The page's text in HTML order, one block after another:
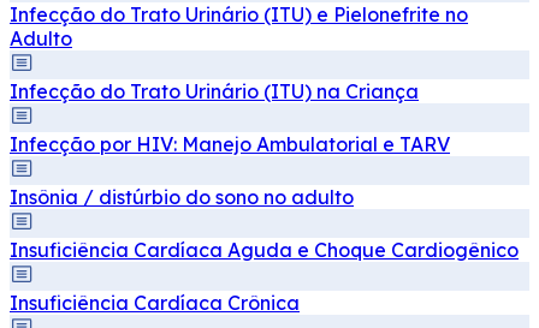
Infecção do Trato Urinário (ITU) e Pielonefrite no
Adulto
Infecção do Trato Urinário (ITU) na Criança
Infecção por HIV: Manejo Ambulatorial e TARV
Insônia / distúrbio do sono no adulto
Insuficiência Cardíaca Aguda e Choque Cardiogênico
Insuficiência Cardíaca Crônica